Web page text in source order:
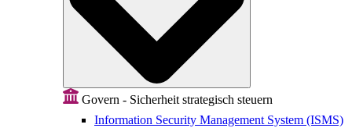
Govern - Sicherheit strategisch steuern
Information Security Management System (ISMS)